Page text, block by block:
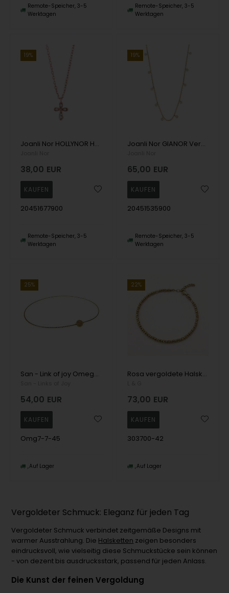
Remote-Speicher, 3-5
Werktagen
Remote-Speicher, 3-5
Werktagen
19%
Joanli Nor HOLLYNOR Halskette aus rosévergoldetem Sterlingsilber. Kreuz Halskette mit schönen weißen Zirkonia
38,00 EUR
20451677900
Remote-Speicher, 3-5
Werktagen
19%
Joanli Nor GIANOR Vergoldete Sterling Silber Halskette , Halskette mit vielen kleinen Anhängern mit Steinen
65,00 EUR
20451535900
Remote-Speicher, 3-5
Werktagen
25%
San - Link of joy Omega Halskette aus Sterlingsilber mit vergoldeter Oberfläche
54,00 EUR
Omg7-7-45
Auf Lager
22%
Rosa vergoldete Halskette, L_G_303700-42
73,00 EUR
303700-42
Auf Lager
Vergoldeter Schmuck: Eleganz für jeden Tag
Vergoldeter Schmuck verbindet zeitgemäße Designs mit
warmer Ausstrahlung. Die Halsketten zeigen besonders
eindrucksvoll, wie vielseitig diese Schmuckstücke sein können
- von dezent bis ausdrucksstark, passend für jeden Anlass.
Die Kunst der feinen Vergoldung